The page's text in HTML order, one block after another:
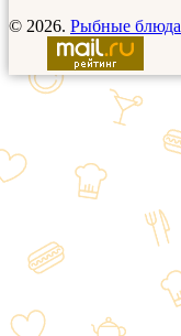
© 2026. Рыбные блюда